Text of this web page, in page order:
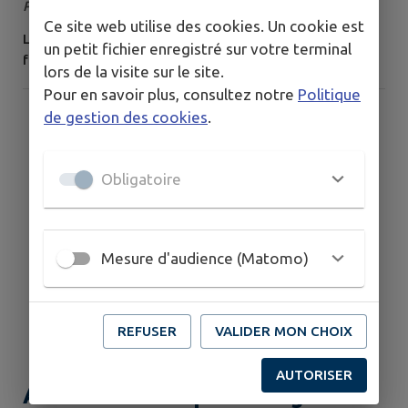
août
Publié le vendredi 24 juillet 2026
La médiathèque et l'agence postale communale seront
fermées du 31 juillet au 16 août 2026
Atelier numérique Orange
Ce site web utilise des cookies. Un cookie est
un petit fichier enregistré sur votre terminal
lors de la visite sur le site.
Pour en savoir plus, consultez notre Politique
de gestion des cookies
Obligatoire
Mesure d'audience (Matomo)
REFUSER VALIDER MON CHOIX
AUTORISER